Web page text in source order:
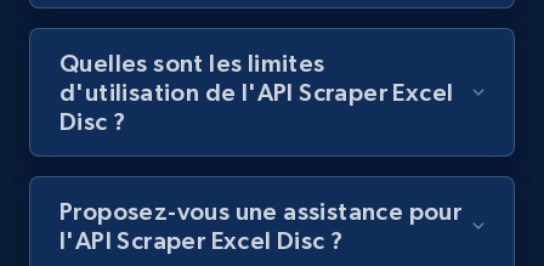
price, Currency, Stock, and more.
991+ 165+ Essai gratuit
Lazada - Products - Discover products by
category URL or brand URL
Quelles sont les limites
d'utilisation de l'API Scraper Excel
Disc ?
Proposez-vous une assistance pour
l'API Scraper Excel Disc ?